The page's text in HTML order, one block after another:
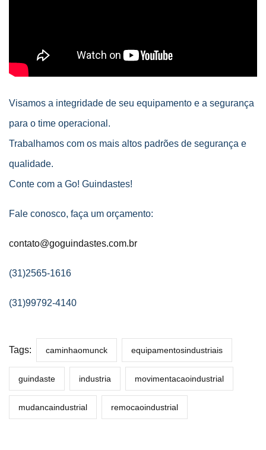
Visamos a integridade de seu equipamento e a segurança
para o time operacional.
Trabalhamos com os mais altos padrões de segurança e
qualidade.
Conte com a Go! Guindastes!
Fale conosco, faça um orçamento:
contato@goguindastes.com.br
(31)2565-1616
(31)99792-4140
Tags: caminhaomunck equipamentosindustriais
guindaste industria movimentacaoindustrial
mudancaindustrial remocaoindustrial